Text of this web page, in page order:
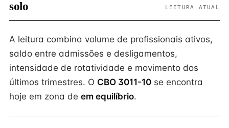
solo
LEITURA ATUAL
A leitura combina volume de profissionais ativos,
saldo entre admissões e desligamentos,
intensidade de rotatividade e movimento dos
últimos trimestres. O CBO 3011-10 se encontra
hoje em zona de em equilíbrio.